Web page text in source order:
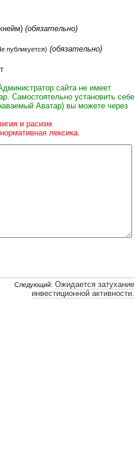
(обязательно)
публикуется) (обязательно)
сайта не имеет
Самостоятельно установить себе
Аватар) вы можете через
и расизм.
лексика.
Следующий: Ожидается затухание
инвестиционной активности.